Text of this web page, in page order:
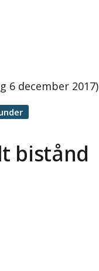
december 2017)
bistånd